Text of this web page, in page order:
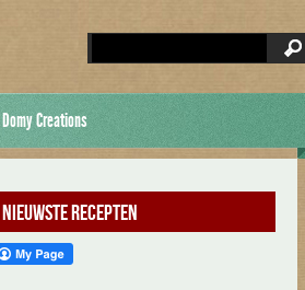
Domy Creations
Nieuwste recepten